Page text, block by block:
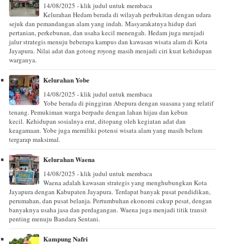
14/08/2025 - klik judul untuk membaca
Kelurahan Hedam berada di wilayah perbukitan dengan udara
sejuk dan pemandangan alam yang indah. Masyarakatnya hidup dari
pertanian, perkebunan, dan usaha kecil menengah. Hedam juga menjadi
jalur strategis menuju beberapa kampus dan kawasan wisata alam di Kota
Jayapura. Nilai adat dan gotong royong masih menjadi ciri kuat kehidupan
warganya.
Kelurahan Yobe
14/08/2025 - klik judul untuk membaca
Yobe berada di pinggiran Abepura dengan suasana yang relatif
tenang. Pemukiman warga berpadu dengan lahan hijau dan kebun
kecil. Kehidupan sosialnya erat, ditopang oleh kegiatan adat dan
keagamaan. Yobe juga memiliki potensi wisata alam yang masih belum
tergarap maksimal.
Kelurahan Waena
14/08/2025 - klik judul untuk membaca
Waena adalah kawasan strategis yang menghubungkan Kota
Jayapura dengan Kabupaten Jayapura. Terdapat banyak pusat pendidikan,
perumahan, dan pusat belanja. Pertumbuhan ekonomi cukup pesat, dengan
banyaknya usaha jasa dan perdagangan. Waena juga menjadi titik transit
penting menuju Bandara Sentani.
Kampung Nafri